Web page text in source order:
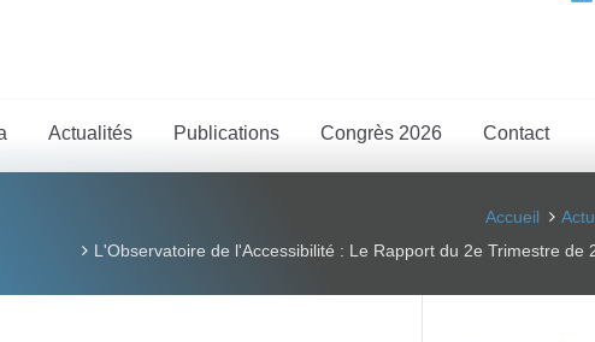
Actualités Publications Congrès 2026 Contact
Accueil
L'Observatoire de l'Accessibilité : Le Rapport du 2e Trimestre de